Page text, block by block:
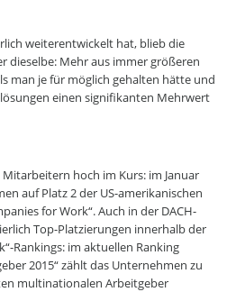
weiterentwickelt hat, blieb die
dieselbe: Mehr aus immer größeren
man je für möglich gehalten hätte und
einen signifikanten Mehrwert
hoch im Kurs: im Januar
auf Platz 2 der US-amerikanischen
for Work“. Auch in der DACH-
Top-Platzierungen innerhalb der
Rankings: im aktuellen Ranking
2015“ zählt das Unternehmen zu
multinationalen Arbeitgeber